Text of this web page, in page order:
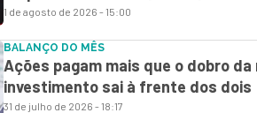
1 de agosto de 2026 - 15:00
BALANÇO DO MÊS
Ações pagam mais que o dobro
investimento sai à frente dos dois
31 de julho de 2026 - 18:17